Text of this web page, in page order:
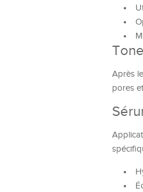
Après
pores